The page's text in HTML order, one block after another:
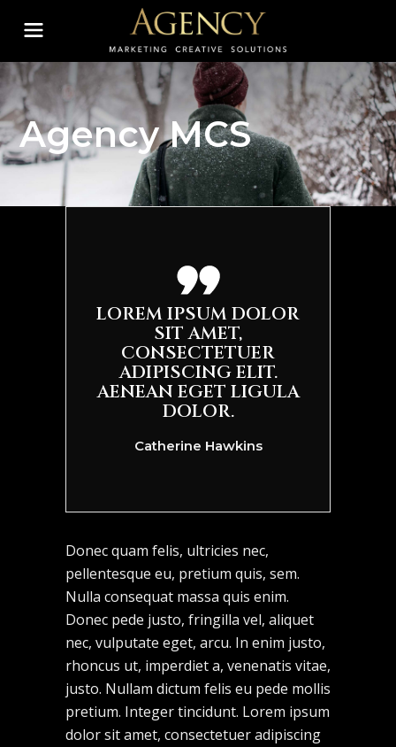
Agency MCS
LOREM IPSUM DOLOR
SIT AMET,
CONSECTETUER
ADIPISCING ELIT.
AENEAN EGET LIGULA
DOLOR.
Catherine Hawkins
Donec quam felis, ultricies nec,
pellentesque eu, pretium quis, sem.
Nulla consequat massa quis enim.
Donec pede justo, fringilla vel, aliquet
nec, vulputate eget, arcu. In enim justo,
rhoncus ut, imperdiet a, venenatis vitae,
justo. Nullam dictum felis eu pede mollis
pretium. Integer tincidunt. Lorem ipsum
dolor sit amet, consectetuer adipiscing